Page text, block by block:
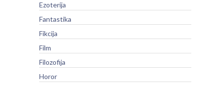
Ezoterija
Fantastika
Fikcija
Film
Filozofija
Horor